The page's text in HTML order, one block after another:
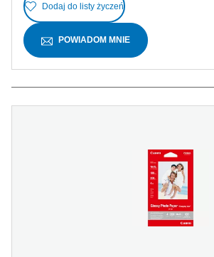
Dodaj do listy życzeń
POWIADOM MNIE